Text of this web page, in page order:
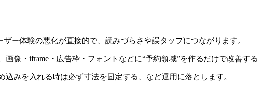
ー体験の悪化が直接的で、読みづらさや誤タップにつながります。
像・iframe・広告枠・フォントなどに“予約領域”を作るだけで改善する
みを入れる時は必ず寸法を固定する、など運用に落とします。